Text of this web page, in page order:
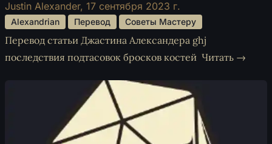
Justin Alexander, 17 сентября 2023 г.
Alexandrian Перевод Советы Мастеру
Перевод статьи Джастина Александера ghj
последствия подтасовок бросков костей Читать →